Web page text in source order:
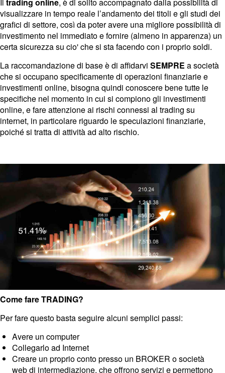
visualizzare in tempo reale l’andamento dei titoli e gli studi dei
grafici di settore, così da poter avere una migliore possibilità di
investimento nel immediato e fornire (almeno in apparenza) un
certa sicurezza su cio' che si sta facendo con i proprio soldi.
La raccomandazione di base è di affidarvi SEMPRE a società
che si occupano specificamente di operazioni finanziarie e
investimenti online, bisogna quindi conoscere bene tutte le
specifiche nel momento in cui si compiono gli investimenti
online, e fare attenzione ai rischi connessi al trading su
internet, in particolare riguardo le speculazioni finanziarie,
poiché si tratta di attività ad alto rischio.
Come fare TRADING?
Per fare questo basta seguire alcuni semplici passi:
Avere un computer
Collegarlo ad Internet
Creare un proprio conto presso un BROKER o società
web di intermediazione, che offrono servizi e permettono